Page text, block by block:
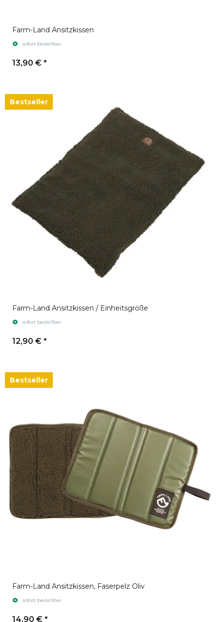
Farm-Land Ansitzkissen
sofort bestellbar
13,90 € *
Bestseller
Farm-Land Ansitzkissen / Einheitsgröße
sofort bestellbar
12,90 € *
Bestseller
Farm-Land Ansitzkissen, Faserpelz Oliv
sofort bestellbar
14,90 € *